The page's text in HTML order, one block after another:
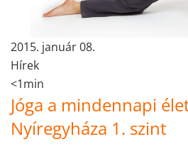
2015. január 08.
Hírek
<1min
Jóga a mindennapi
Nyíregyháza 1. szint